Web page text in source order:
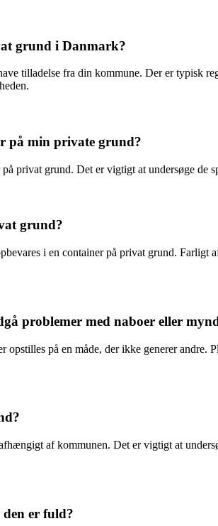
grund i Danmark?
tilladelse fra din kommune. Der er typisk
på min private grund?
privat grund. Det er vigtigt at undersøge de
grund?
i en container på privat grund.
problemer med naboer eller
på en måde, der ikke generer
af kommunen. Det er vigtigt at
er fuld?